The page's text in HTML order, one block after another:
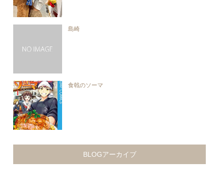
島崎
食戟のソーマ
BLOGアーカイブ